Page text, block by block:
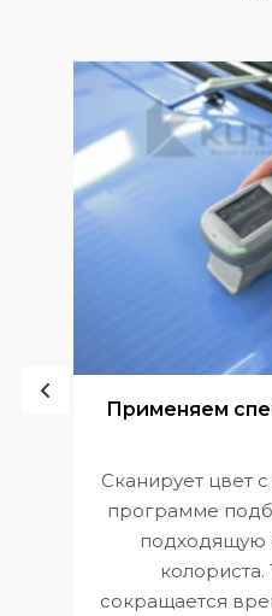
Применяем
Сканирует цвет
программе
подходящую
сокращается